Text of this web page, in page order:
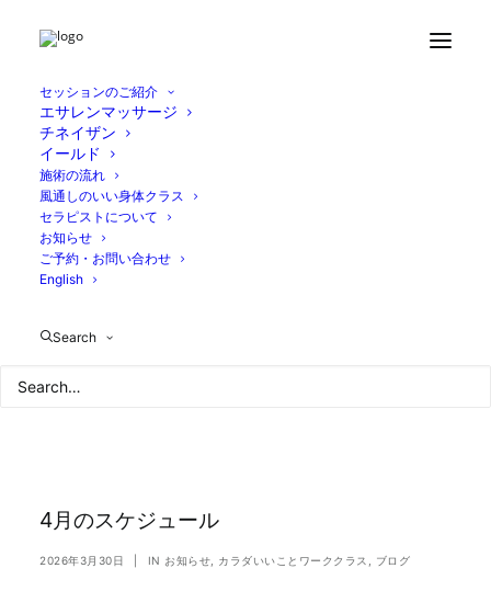
セッションのご紹介
エサレンマッサージ
チネイザン
イールド
施術の流れ
風通しのいい身体クラス
セラピストについて
お知らせ
ご予約・お問い合わせ
English
Search
4月のスケジュール
2026年3月30日 IN お知らせ カラダいいことワーククラス ブログ